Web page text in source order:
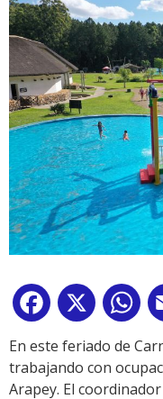
Facebook
X
En este feriado de
trabajando con
Arapey. El